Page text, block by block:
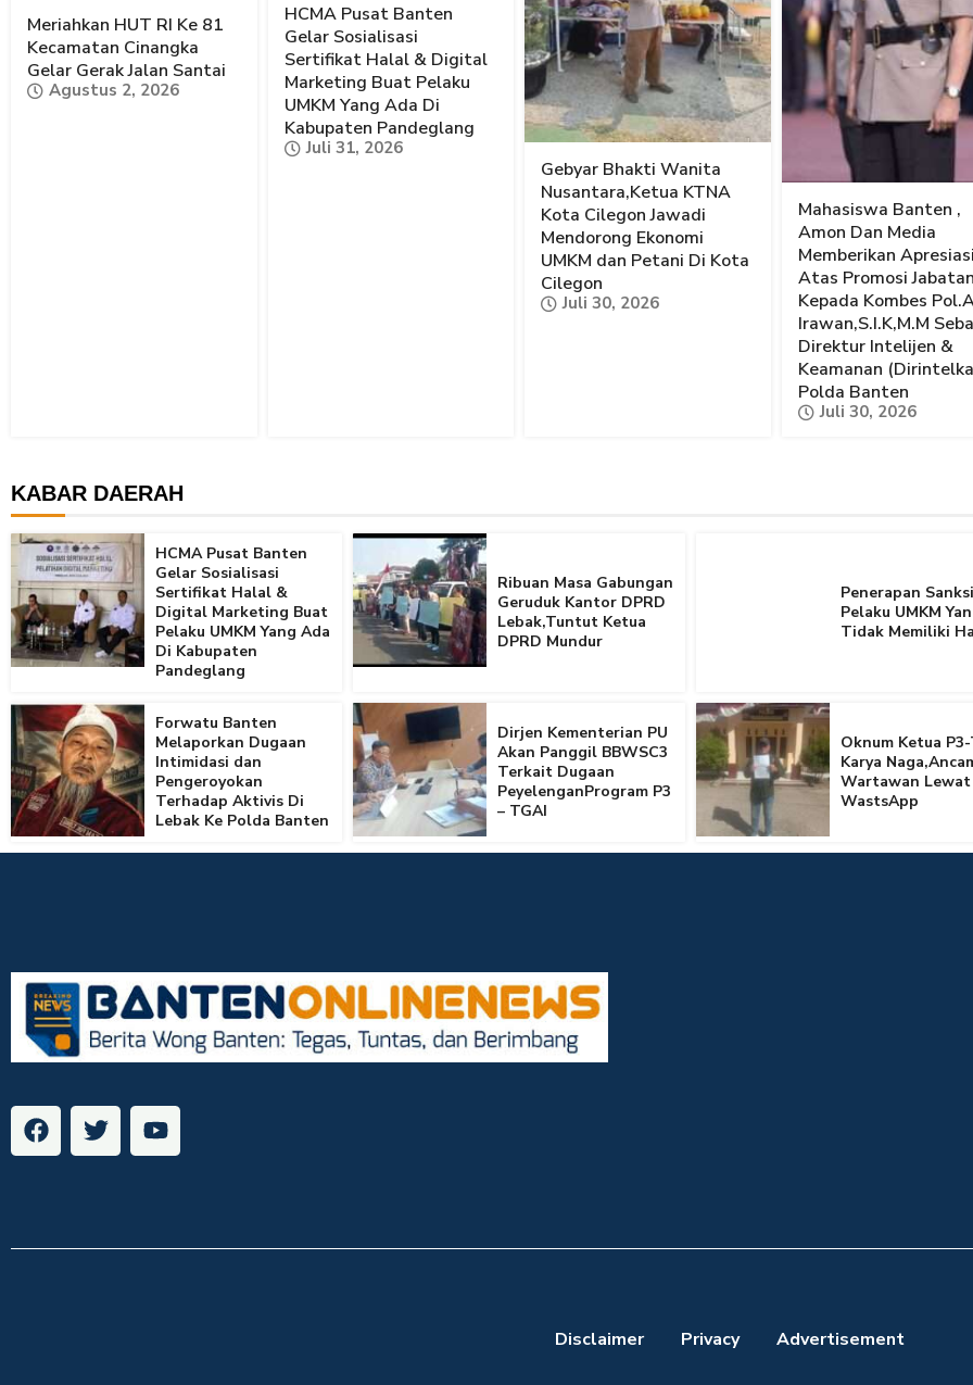
Meriahkan HUT RI Ke 81
Kecamatan Cinangka
Gelar Gerak Jalan Santai
Agustus 2, 2026
HCMA Pusat Banten
Gelar Sosialisasi
Sertifikat Halal & Digital
Marketing Buat Pelaku
UMKM Yang Ada Di
Kabupaten Pandeglang
Juli 31, 2026
Gebyar Bhakti Wanita
Nusantara,Ketua KTNA
Kota Cilegon Jawadi
Mendorong Ekonomi
UMKM dan Petani Di Kota
Cilegon
Juli 30, 2026
Mahasiswa Banten ,
Amon Dan Media
Memberikan
Atas Promosi
Kepada Kombes
Irawan,S.I.K,M.M
Direktur Intelijen &
Keamanan
Polda Banten
Juli 30, 2026
KABAR DAERAH
HCMA Pusat Banten
Gelar Sosialisasi
Sertifikat Halal &
Digital Marketing Buat
Pelaku UMKM Yang Ada
Di Kabupaten
Pandeglang
Ribuan Masa Gabungan
Geruduk Kantor DPRD
Lebak,Tuntut Ketua
DPRD Mundur
Penerapan
Pelaku UMKM
Tidak Memiliki
Forwatu Banten
Melaporkan Dugaan
Intimidasi dan
Pengeroyokan
Terhadap Aktivis Di
Lebak Ke Polda Banten
Dirjen Kementerian PU
Akan Panggil BBWSC3
Terkait Dugaan
PeyelenganProgram P3
– TGAI
Oknum Ketua
Karya
Wartawan Lewat
WastsApp
Disclaimer Privacy Advertisement